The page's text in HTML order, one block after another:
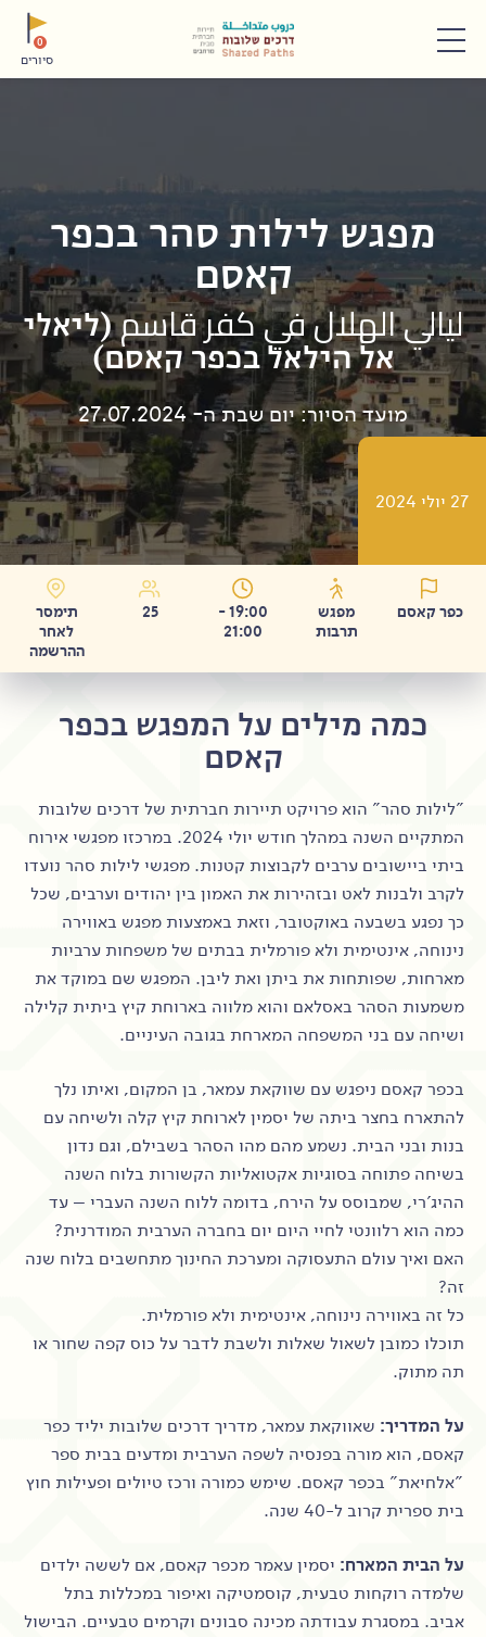
תפריט 0
סיורים
מפגש לילות סהר בכפר
קאסם
ليالي الهلال في كفر قاسم (ליאלי
אל הילאל בכפר קאסם)
מועד הסיור: יום שבת ה- 27.07.2024
27 יולי 2024
כפר קאסם
מפגש
תרבות
19:00 -
21:00
25
תימסר
לאחר
ההרשמה
כמה מילים על המפגש בכפר
קאסם
"לילות סהר" הוא פרויקט תיירות חברתית של דרכים שלובות
המתקיים השנה במהלך חודש יולי 2024. במרכזו מפגשי אירוח
ביתי ביישובים ערבים לקבוצות קטנות. מפגשי לילות סהר נועדו
לקרב ולבנות לאט ובזהירות את האמון בין יהודים וערבים, שכל
כך נפגע בשבעה באוקטובר, וזאת באמצעות מפגש באווירה
נינוחה, אינטימית ולא פורמלית בבתים של משפחות ערביות
מארחות, שפותחות את ביתן ואת ליבן. המפגש שם במוקד את
משמעות הסהר באסלאם והוא מלווה בארוחת קיץ ביתית קלילה
ושיחה עם בני המשפחה המארחת בגובה העיניים.
בכפר קאסם ניפגש עם שווקאת עמאר, בן המקום, ואיתו נלך
להתארח בחצר ביתה של יסמין לארוחת קיץ קלה ולשיחה עם
בנות ובני הבית. נשמע מהם מהו הסהר בשבילם, וגם נדון
בשיחה פתוחה בסוגיות אקטואליות הקשורות בלוח השנה
ההיג'רי, שמבוסס על הירח, בדומה ללוח השנה העברי – עד
כמה הוא רלוונטי לחיי היום יום בחברה הערבית המודרנית?
האם ואיך עולם התעסוקה ומערכת החינוך מתחשבים בלוח שנה
זה?
כל זה באווירה נינוחה, אינטימית ולא פורמלית.
תוכלו כמובן לשאול שאלות ולשבת לדבר על כוס קפה שחור או
תה מתוק.
על המדריך: שאווקאת עמאר, מדריך דרכים שלובות יליד כפר
קאסם, הוא מורה בפנסיה לשפה הערבית ומדעים בבית ספר
"אלחיאת" בכפר קאסם. שימש כמורה ורכז טיולים ופעילות חוץ
בית ספרית קרוב ל-40 שנה.
על הבית המארח: יסמין עאמר מכפר קאסם, אם לששה ילדים
שלמדה רוקחות טבעית, קוסמטיקה ואיפור במכללות בתל
אביב. במסגרת עבודתה מכינה סבונים וקרמים טבעיים. הבישול